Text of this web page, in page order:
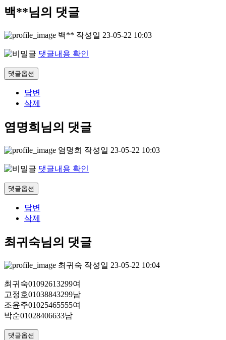
백**님의 댓글
백** 작성일 23-05-22 10:03
댓글내용 확인
댓글옵션
답변
삭제
염명희님의 댓글
염명희 작성일 23-05-22 10:03
댓글내용 확인
댓글옵션
답변
삭제
최귀숙님의 댓글
최귀숙 작성일 23-05-22 10:04
최귀숙01092613299여
고정호01038843299남
조윤주01025465555여
박순01028406633남
댓글옵션